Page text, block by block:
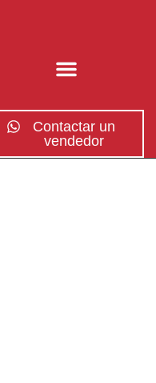
Contactar un
vendedor